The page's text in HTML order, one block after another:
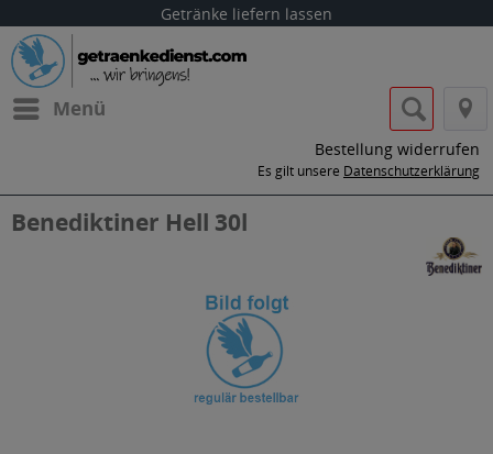
Getränke liefern lassen
Menü
Bestellung widerrufen
Es gilt unsere Datenschutzerklärung
Benediktiner Hell 30l